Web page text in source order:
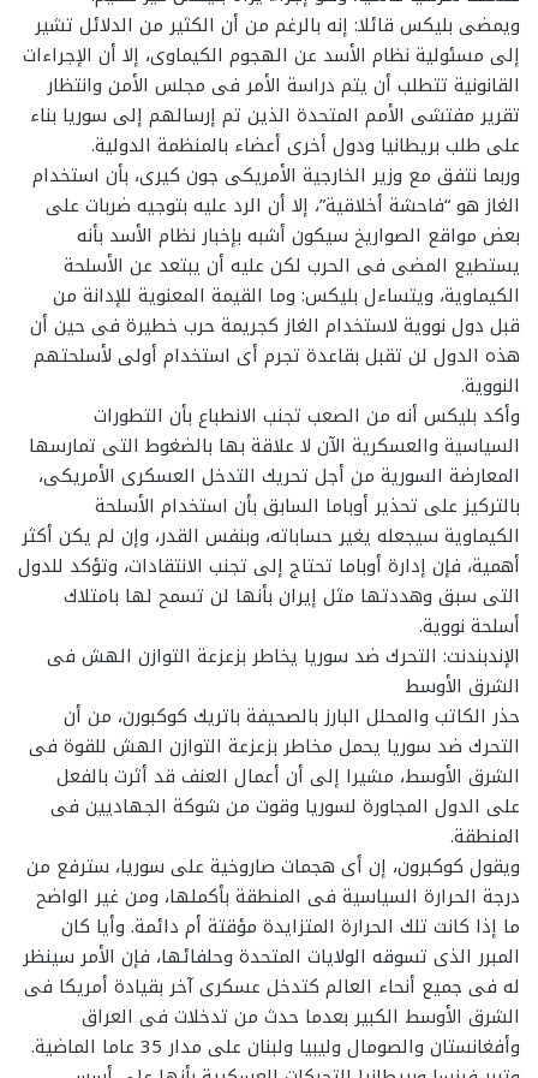
ويمضى بليكس قائلا: إنه بالرغم من أن الكثير من الدلائل تشير
إلى مسئولية نظام الأسد عن الهجوم الكيماوى، إلا أن الإجراءات
القانونية تتطلب أن يتم دراسة الأمر فى مجلس الأمن وانتظار
تقرير مفتشى الأمم المتحدة الذين تم إرسالهم إلى سوريا بناء
على طلب بريطانيا ودول أخرى أعضاء بالمنظمة الدولية.
وربما نتفق مع وزير الخارجية الأمريكى جون كيرى، بأن استخدام
الغاز هو “فاحشة أخلاقية”، إلا أن الرد عليه بتوجيه ضربات على
بعض مواقع الصواريخ سيكون أشبه بإخبار نظام الأسد بأنه
يستطيع المضى فى الحرب لكن عليه أن يبتعد عن الأسلحة
الكيماوية، ويتساءل بليكس: وما القيمة المعنوية للإدانة من
قبل دول نووية لاستخدام الغاز كجريمة حرب خطيرة فى حين أن
هذه الدول لن تقبل بقاعدة تجرم أى استخدام أولى لأسلحتهم
النووية.
وأكد بليكس أنه من الصعب تجنب الانطباع بأن التطورات
السياسية والعسكرية الآن لا علاقة بها بالضغوط التى تمارسها
المعارضة السورية من أجل تحريك التدخل العسكرى الأمريكى،
بالتركيز على تحذير أوباما السابق بأن استخدام الأسلحة
الكيماوية سيجعله يغير حساباته، وبنفس القدر، وإن لم يكن أكثر
أهمية، فإن إدارة أوباما تحتاج إلى تجنب الانتقادات، وتؤكد للدول
التى سبق وهددتها مثل إيران بأنها لن تسمح لها بامتلاك
أسلحة نووية.
الإندبندنت: التحرك ضد سوريا يخاطر بزعزعة التوازن الهش فى
الشرق الأوسط
حذر الكاتب والمحلل البارز بالصحيفة باتريك كوكبورن، من أن
التحرك ضد سوريا يحمل مخاطر بزعزعة التوازن الهش للقوة فى
الشرق الأوسط، مشيرا إلى أن أعمال العنف قد أثرت بالفعل
على الدول المجاورة لسوريا وقوت من شوكة الجهاديين فى
المنطقة.
ويقول كوكبرون، إن أى هجمات صاروخية على سوريا، سترفع من
درجة الحرارة السياسية فى المنطقة بأكملها، ومن غير الواضح
ما إذا كانت تلك الحرارة المتزايدة مؤقتة أم دائمة. وأيا كان
المبرر الذى تسوقه الولايات المتحدة وحلفائها، فإن الأمر سينظر
له فى جميع أنحاء العالم كتدخل عسكرى آخر بقيادة أمريكا فى
الشرق الأوسط الكبير بعدما حدث من تدخلات فى العراق
وأفغانستان والصومال وليبيا ولبنان على مدار 35 عاما الماضية.